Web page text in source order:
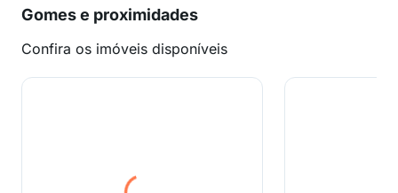
Gomes e proximidades
Confira os imóveis disponíveis